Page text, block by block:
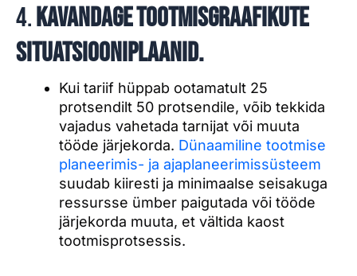
4.Kavandage tootmisgraafikute
situatsiooniplaanid.
Kui tariif hüppab ootamatult 25
protsendilt 50 protsendile, võib tekkida
vajadus vahetada tarnijat või muuta
tööde järjekorda. Dünaamiline tootmise
planeerimis- ja ajaplaneerimissüsteem
suudab kiiresti ja minimaalse seisakuga
ressursse ümber paigutada või tööde
järjekorda muuta, et vältida kaost
tootmisprotsessis.